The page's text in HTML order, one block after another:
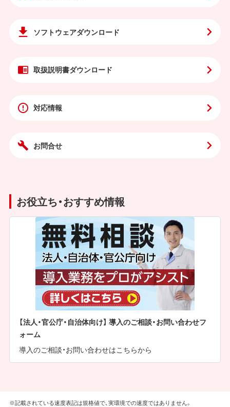
ソフトウェアダウンロード
取扱説明書ダウンロード
対応情報
お問合せ
お役立ち・おすすめ情報
【法人・官公庁・自治体向け】 導入のご相談・お問い合わせフ
ォーム
導入のご相談・お問い合わせはこちらから
※記載されている速度表記は規格値で、実環境での速度ではありません。